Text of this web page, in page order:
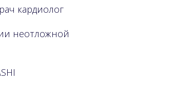
кардиолог
неотложной